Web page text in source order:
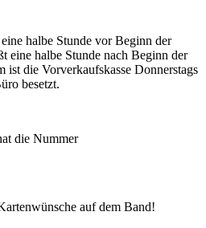
halbe Stunde vor Beginn der
eine halbe Stunde nach Beginn der
ist die Vorverkaufskasse Donnerstags
besetzt.
die Nummer
auf dem Band!